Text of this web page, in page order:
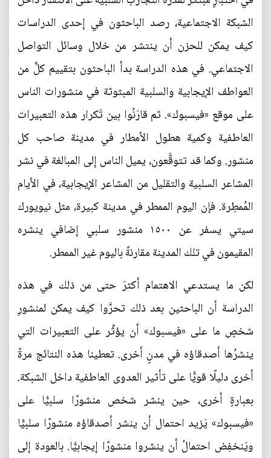
الشبكة الاجتماعية، رصد الباحثون في إحدى الدراسات
كيف يمكن للحزن أن ينتشر من خلال وسائل التواصل
الاجتماعي. في هذه الدراسة بدأ الباحثون بتقييم كلٍّ من
العواطف الإيجابية والسلبية المبثوثة في منشورات الناس
على موقع «فيسبوك». ثم قارَنُوا بين تَكرار هذه التعبيرات
العاطفية وكمية هطول الأمطار في مدينة صاحب كل
منشور. وكما قد تتوقَّعون، يميل الناس إلى المبالغة في نشر
المشاعر السلبية والتقليل من المشاعر الإيجابية، في الأيام
المُمطِرة. فإن اليوم الممطر في مدينة كبيرة، مثل نيويورك
سيتي يسفر عن ١٥٠٠ منشور سلبي إضافي ينشره
المقيمون في تلك المدينة مقارنةً باليوم غير الممطر.
لكن ما يستدعي الاهتمام أكثرَ حتى من ذلك في هذه
الدراسة أن الباحثين بعد ذلك تحرَّوا كيف يمكن لمنشورِ
شخصٍ ما على «فيسبوك» أن يؤثِّر على التعبيرات التي
ينشرُها أصدقاؤه في مدنٍ أخرى. تعطينا هذه النتائج مرةً
أخرى دليلًا قويًّا على تأثير العدوى العاطفية داخل الشبكة.
بعبارةٍ أخرى، حين ينشر شخص منشورًا سلبيًّا على
«فيسبوك» يَزيد احتمال أن ينشر أصدقاؤه منشورًا سلبيًّا
ويَنخفِض احتمالُ أن ينشروا منشورًا إيجابيًّا. بالعودة إلى